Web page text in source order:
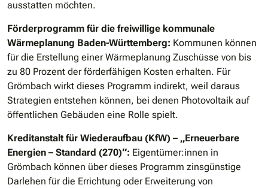
ausstatten möchten.
Förderprogramm für die freiwillige kommunale
Wärmeplanung Baden-Württemberg: Kommunen können
für die Erstellung einer Wärmeplanung Zuschüsse von bis
zu 80 Prozent der förderfähigen Kosten erhalten. Für
Grömbach wirkt dieses Programm indirekt, weil daraus
Strategien entstehen können, bei denen Photovoltaik auf
öffentlichen Gebäuden eine Rolle spielt.
Kreditanstalt für Wiederaufbau (KfW) – „Erneuerbare
Energien – Standard (270)“: Eigentümer:innen in
Grömbach können über dieses Programm zinsgünstige
Darlehen für die Errichtung oder Erweiterung von